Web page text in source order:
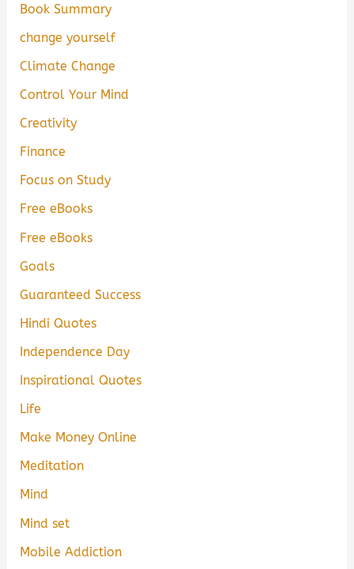
Book Summary
change yourself
Climate Change
Control Your Mind
Creativity
Finance
Focus on Study
Free eBooks
Free eBooks
Goals
Guaranteed Success
Hindi Quotes
Independence Day
Inspirational Quotes
Life
Make Money Online
Meditation
Mind
Mind set
Mobile Addiction